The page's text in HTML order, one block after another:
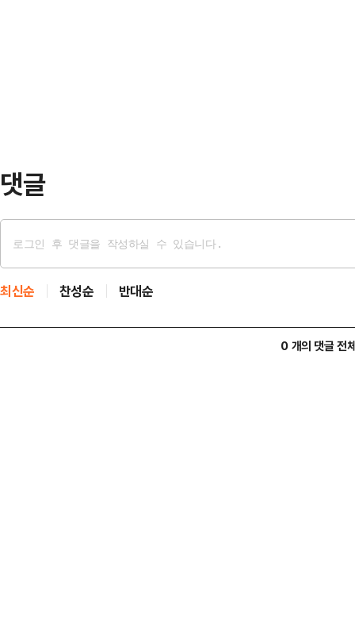
댓글
최신순 찬성순 반대순
0 개의 댓글 전